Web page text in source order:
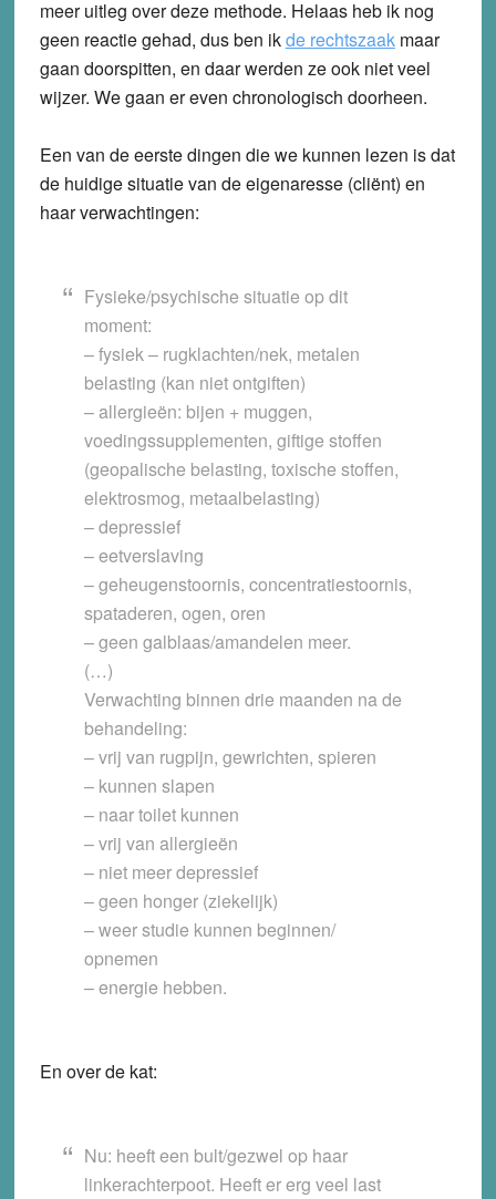
meer uitleg over deze methode. Helaas heb ik nog
geen reactie gehad, dus ben ikde rechtszaakmaar
gaan doorspitten, en daar werden ze ook niet veel
wijzer. We gaan er even chronologisch doorheen.
Een van de eerste dingen die we kunnen lezen is dat
de huidige situatie van de eigenaresse (cliënt) en
haar verwachtingen:
Fysieke/psychische situatie op dit
moment:
– fysiek – rugklachten/nek, metalen
belasting (kan niet ontgiften)
– allergieën: bijen + muggen,
voedingssupplementen, giftige stoffen
(geopalische belasting, toxische stoffen,
elektrosmog, metaalbelasting)
– depressief
– eetverslaving
– geheugenstoornis, concentratiestoornis,
spataderen, ogen, oren
– geen galblaas/amandelen meer.
(…)
Verwachting binnen drie maanden na de
behandeling:
– vrij van rugpijn, gewrichten, spieren
– kunnen slapen
– naar toilet kunnen
– vrij van allergieën
– niet meer depressief
– geen honger (ziekelijk)
– weer studie kunnen beginnen/
opnemen
– energie hebben.
En over de kat:
Nu: heeft een bult/gezwel op haar
linkerachterpoot. Heeft er erg veel last